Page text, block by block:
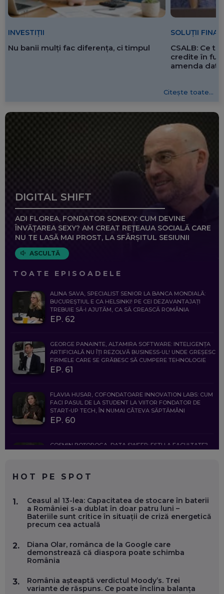
INVESTIȚII
Nu banii mulți fac diferența, ci timpul
SOLUȚII
CSALB: Ce
credite în
amenda
Citește toate...
DIGITAL SHIFT
ADI FLOREA, FONDATOR SONEXY: CUM DEVINE
ÎNVĂȚAREA SEXY? AM CREAT REȚEAUA SOCIALĂ CARE
NU TE LASĂ MAI PROST, LA SFÂRȘITUL SESIUNII
ASCULTĂ
TOATE EPISOADELE
ALINA SAVA, SPECIALIST SENIOR LA BANCA MONDIALĂ:
BUCUREȘTIUL E CA HELSINKI! PE CEI DEZAVANTAJAȚI
TREBUIE SĂ-I AJUTĂM, CA SĂ CREASCĂ ROMÂNIA
EP. 62
GEORGE PANAINTE, ALTAMIRA SOFTWARE: INTELIGENȚA
ARTIFICIALĂ NU ÎȚI REZOLVĂ BUSINESS-UL! UNDE GREȘESC
FIRMELE CARE SE GRĂBESC SĂ CUMPERE TEHNOLOGIE
EP. 61
FLAVIA HUSAR, COFONDATOARE INNOVATION LABS: CUM
FACI PASUL DE LA STUDENT LA VIITOR FONDATOR DE
START-UP TECH, ÎN NUMAI CÂTEVA SĂPTĂMÂNI
EP. 60
COSMIN BOȚOROGA, DATA SWEEP: EȘTI LA FACULTATE?
FOLOSEȘTI TEHNOLOGIA CA SĂ FII MAI BUN LA JOB. ȘI CUM
SE VA SCHIMBA MUNCA, ÎN URMĂTORII ANI
EP. 58
MARIUS PAȘCULEA, COFONDATOR AL KULTH: CUM
FOLOSEȘTI TEHNOLOGIA CA SĂ ÎȚI DESCHIZI DRUMUL
CĂTRE ARTĂ, LA NIVEL GLOBAL
HOT PE SPOT
1.
Ceasul al 13-lea: Capacitatea de stocare în baterii
a României s-a dublat în doar patru luni –
Bateriile sunt critice în situații de criză energetică
precum cea actuală
2.
Diana Olar, românca de la Google care
demonstrează că diaspora poate schimba
România
3.
România așteaptă verdictul Moody’s. Trei
variante de răspuns. Ce poate înclina balanța